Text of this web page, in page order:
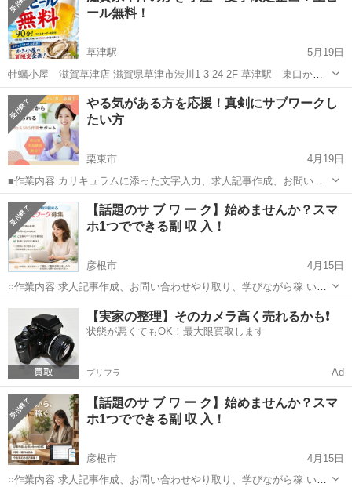
ール無料！
草津駅
5月19日
牡蠣小屋 滋賀草津店 滋賀県草津市渋川1-3-24-2F 草津駅 東口から
徒歩5分 17:00-23:00 夏季限定！ ビールフィーバー企画 生ビール無料
90分！(ラストオーダー60分) ※突き出しの蒸し牡蠣2個550...
滋賀 草津市 草津駅 キャンペーン 牡蠣
やる気がある方を応援！真剣にサブワークし
たい方
栗東市
4月19日
■作業内容 カリキュラムに添った文字入力、求人記事作成、お問い合
わせのメッセージやり取り、SNSの運営など。 ・初心者の方でも安心
してお 仕 事していただけます ・作業量に比例して報 酬 U P！が見込
めます☆ ...
滋賀 栗東市 キャンペーン
【話題のサ ブ ワ ー ク】始めませんか？スマ
ホ1つでできる副 収 入！
彦根市
4月15日
○作業内容 求人記事作成、お問い合わせやり取り、学びながら稼 いで
いただきます。 ○活動時間はご自身の出来る時間帯で大丈夫です。 長
期的にお付き合いできる方で、業 務 連 絡をコマメにとれる方を希
望。 ...
滋賀 彦根市 キャンペーン オンライン
【実家の整理】そのカメラ高く売れるかも❗️
状態が悪くてもOK！最大限買取します
プリフラ Ad
【話題のサ ブ ワ ー ク】始めませんか？スマ
ホ1つでできる副 収 入！
彦根市
4月15日
○作業内容 求人記事作成、お問い合わせやり取り、学びながら稼 いで